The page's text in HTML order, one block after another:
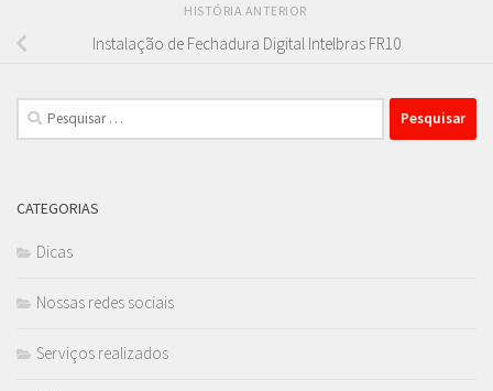
HISTÓRIA ANTERIOR
Instalação de Fechadura Digital Intelbras FR10
Pesquisar
por:
CATEGORIAS
Dicas
Nossas redes sociais
Serviços realizados